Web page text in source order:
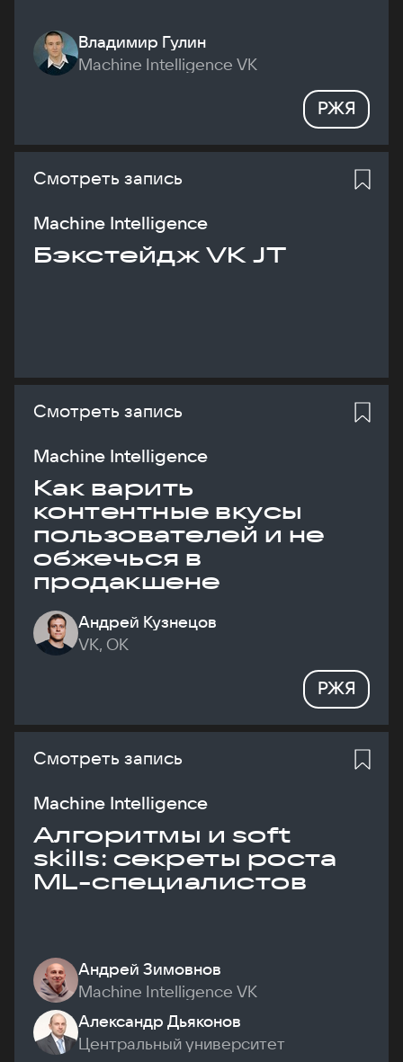
Владимир Гулин
Machine Intelligence VK
РЖЯ
Смотреть запись
Machine Intelligence
Бэкстейдж VK JT
Смотреть запись
Machine Intelligence
Как варить
контентные вкусы
пользователей и не
обжечься в
продакшене
Андрей Кузнецов
VK, ОК
РЖЯ
Смотреть запись
Machine Intelligence
Алгоритмы и soft
skills: секреты роста
ML-специалистов
Андрей Зимовнов
Machine Intelligence VK
Александр Дьяконов
Центральный университет